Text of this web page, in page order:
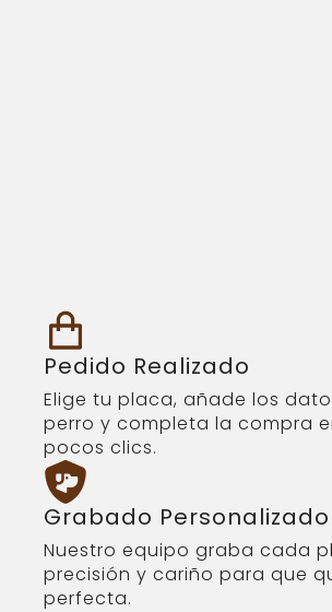
Pedido Realizado
Elige tu placa, añade los
perro y completa la compra
pocos clics.
Grabado Personalizado
Nuestro equipo graba cada
precisión y cariño para que
perfecta.